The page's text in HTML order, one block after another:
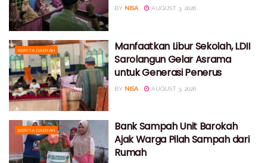
BY NISA AUGUST 3, 2026
BERITA DAERAH
Manfaatkan Libur Sekolah, LDII
Sarolangun Gelar Asrama
untuk Generasi Penerus
BY NISA AUGUST 3, 2026
BERITA DAERAH
Bank Sampah Unit Barokah
Ajak Warga Pilah Sampah dari
Rumah